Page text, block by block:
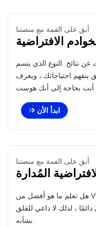
أبق على القمة مع منصتنا
الافتراضية
نتائج. النوع الذي يتسم
يتفهم احتياجاتك ، ويعرف
أنت بحاجة إلى أنك هوست
ابدأ الأن
أبق على القمة مع منصتنا
المُدارة
هل تعلم ما هو أفضل من VPS العادي؟ خادم VPS مُدار. سيتأكد
، لذلك لا داعي للقلق